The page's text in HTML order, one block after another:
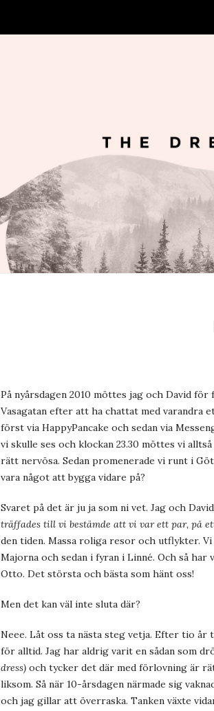
På nyårsdagen 2010 möttes jag och David
Vasagatan efter att ha chattat med varandra
först via HappyPancake och sedan via
vi skulle ses och klockan 23.30 möttes vi
rätt nervösa. Sedan promenerade vi runt i
vara något att bygga vidare på?
Svaret på det är ju ja som ni vet. Jag och
träffades till vi bestämde att vi var ett par, på
den tiden. Massa roliga resor och utflykter.
Majorna och sedan i fyran i Linné. Och så
Otto. Det största och bästa som hänt oss!
Men det kan väl inte sluta där?
Neee. Låt oss ta nästa steg vetja. Efter tio år
för alltid. Jag har aldrig varit en sådan som
dress) och tycker det där med förlovning är
liksom. Så när 10-årsdagen närmade sig
och jag gillar att överraska. Tanken växte